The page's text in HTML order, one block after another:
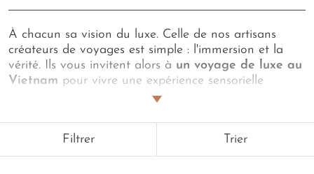
À chacun sa vision du luxe. Celle de nos artisans
créateurs de voyages est simple : l'immersion et la
vérité. Ils vous invitent alors à un voyage de luxe au
Vietnam pour vivre une expérience sensorielle
unique, au-delà du faste des apparences. Car au
d'une balade bucolique du côté d'Hué. On
s'approprie, l'espace d'un instant, la beauté d'une
rizière ou d'une plage immaculée. On s'enrichit d'une
Filtrer Trier